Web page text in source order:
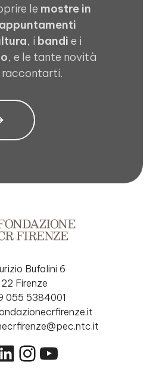
le mostre in
appuntamenti
, i bandi e i
, e le tante novità
raccontarti.
Bufalini 6
Firenze
055 5384001
Instagram
YouTube